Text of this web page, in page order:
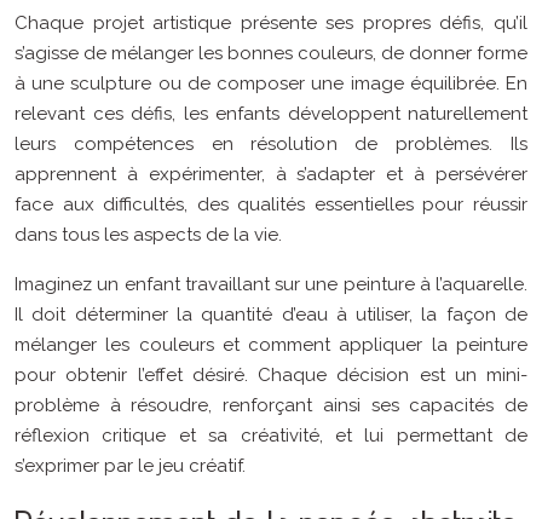
Chaque projet artistique présente ses propres défis, qu’il
s’agisse de mélanger les bonnes couleurs, de donner forme
à une sculpture ou de composer une image équilibrée. En
relevant ces défis, les enfants développent naturellement
leurs compétences en résolution de problèmes. Ils
apprennent à expérimenter, à s’adapter et à persévérer
face aux difficultés, des qualités essentielles pour réussir
dans tous les aspects de la vie.
Imaginez un enfant travaillant sur une peinture à l’aquarelle.
Il doit déterminer la quantité d’eau à utiliser, la façon de
mélanger les couleurs et comment appliquer la peinture
pour obtenir l’effet désiré. Chaque décision est un mini-
problème à résoudre, renforçant ainsi ses capacités de
réflexion critique et sa créativité, et lui permettant de
s’exprimer par le jeu créatif.